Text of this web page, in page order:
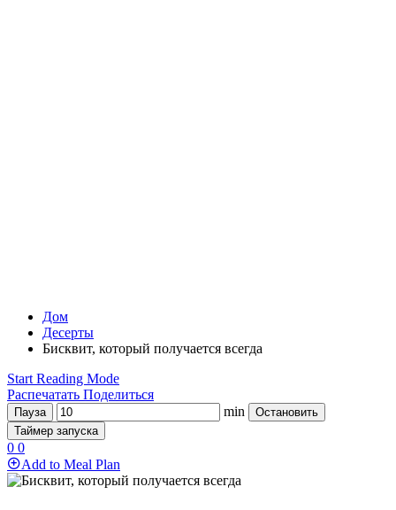
Дом
Десерты
Бисквит, который получается всегда
Start Reading Mode
Распечатать Поделиться
Пауза min
Остановить
Таймер запуска
0 0
Add to Meal Plan